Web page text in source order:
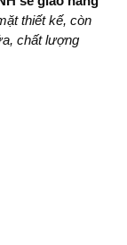
thiết kế, còn
chất lượng